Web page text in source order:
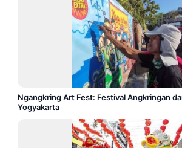
Ngangkring Art Fest: Festival Angkringan
Yogyakarta